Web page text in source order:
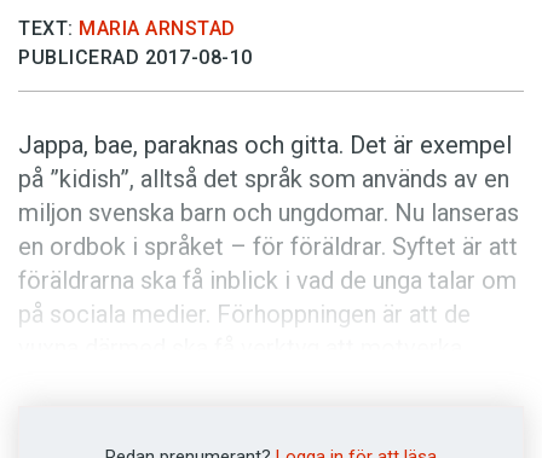
Annonsera
Prenumerera
Press
TEXT: MARIA ARNSTAD
PUBLICERAD 2017-08-10
Jappa, bae, paraknas och gitta. Det är exempel
på ”kidish”, alltså det språk som används av en
miljon svenska barn och ungdomar. Nu lanseras
en ordbok i språket – för föräldrar. Syftet är att
föräldrarna ska få inblick i vad de unga talar om
på sociala medier. Förhoppningen är att de
Landskrona stad ligger bakom ordboken, i